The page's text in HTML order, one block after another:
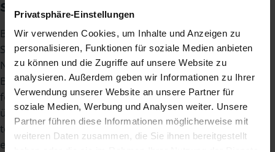
Privatsphäre-Einstellungen
Wir verwenden Cookies, um Inhalte und Anzeigen zu
personalisieren, Funktionen für soziale Medien anbieten
zu können und die Zugriffe auf unsere Website zu
analysieren. Außerdem geben wir Informationen zu Ihrer
Verwendung unserer Website an unsere Partner für
soziale Medien, Werbung und Analysen weiter. Unsere
Partner führen diese Informationen möglicherweise mit
weiteren Daten zusammen, die Sie ihnen bereitgestellt
steuerbegünstigt
Bei Firmen mit weit auseinander liegenden
Standorten sind Online-Feiern möglich. Die gute
Nachricht: Wenn alle Voraussetzungen für eine
Betriebsfeier erfüllt sind, gilt auch für das
festliche Meeting am heimischen Rechner der
übliche Freibetrag von 110 Euro pro
teilnehmender Person. Denn eine Pflicht, dass
eine solche Feier vor Ort gemeinsam begangen